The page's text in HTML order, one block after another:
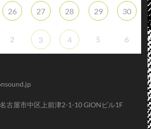
26 27 28 29 30
2 3 4 5 6
古屋市中区上前津2-1-10 GIONビル1F